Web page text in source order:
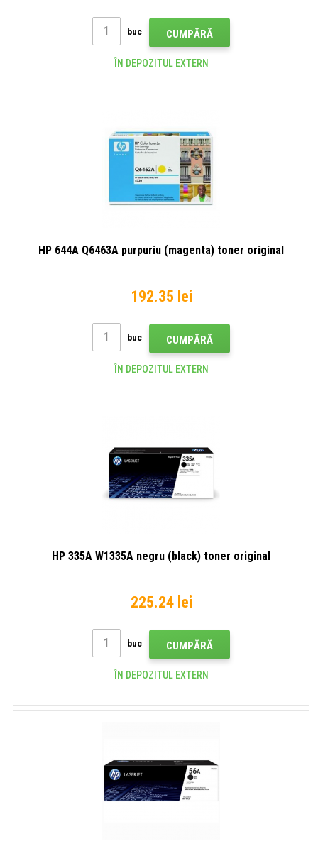
buc CUMPĂRĂ
ÎN DEPOZITUL EXTERN
HP 644A Q6463A purpuriu (magenta) toner original
192.35 lei
buc CUMPĂRĂ
ÎN DEPOZITUL EXTERN
HP 335A W1335A negru (black) toner original
225.24 lei
buc CUMPĂRĂ
ÎN DEPOZITUL EXTERN